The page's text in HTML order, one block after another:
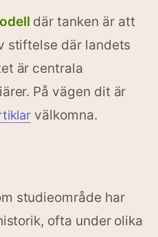
där tanken är att
stiftelse där landets
är centrala
På vägen dit är
välkomna.
studieområde har
ofta under olika